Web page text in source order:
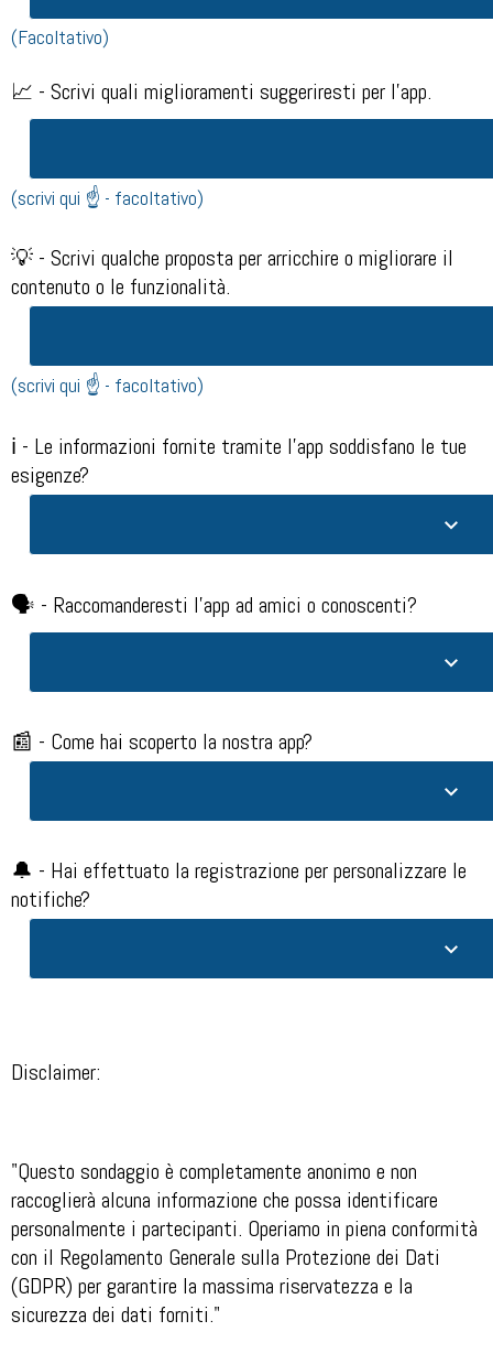
(Facoltativo)
📈 - Scrivi quali miglioramenti suggeriresti per l'app.
(scrivi qui ☝️ - facoltativo)
💡 - Scrivi qualche proposta per arricchire o migliorare il
contenuto o le funzionalità.
(scrivi qui ☝️ - facoltativo)
ℹ️ - Le informazioni fornite tramite l'app soddisfano le tue
esigenze?​
🗣️ - Raccomanderesti l'app ad amici o conoscenti?​
📰 - Come hai scoperto la nostra app?​
🔔 - Hai effettuato la registrazione per personalizzare le
notifiche?
Disclaimer:
"Questo sondaggio è completamente anonimo e non
raccoglierà alcuna informazione che possa identificare
personalmente i partecipanti. Operiamo in piena conformità
con il Regolamento Generale sulla Protezione dei Dati
(GDPR) per garantire la massima riservatezza e la
sicurezza dei dati forniti."